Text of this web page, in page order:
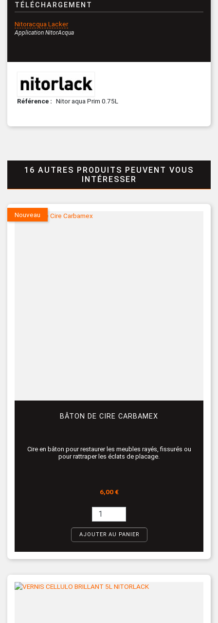
TÉLÉCHARGEMENT
Nitoracqua Lacker
Application NitorAcqua
Référence Nitor aqua Prim 0.75L
16 AUTRES PRODUITS PEUVENT VOUS
INTÉRESSER
BÂTON DE CIRE CARBAMEX
Cire en bâton pour restaurer les meubles rayés, fissurés ou
pour rattraper les éclats de placage.
Prix
6,00 €
AJOUTER AU PANIER
Nouveau